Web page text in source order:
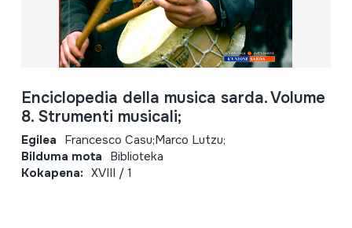
Enciclopedia della musica sarda. Volume
8. Strumenti musicali;
Egilea Francesco Casu;Marco Lutzu;
Bilduma mota Biblioteka
Kokapena: XVIII / 1